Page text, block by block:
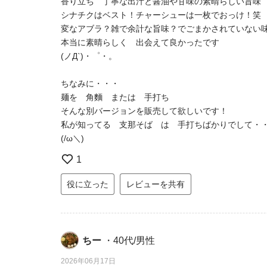
シナチクはベスト！チャーシューは一枚でおっけ！笑
変なアブラ？雑で余計な旨味？でごまかされていない
本当に素晴らしく 出会えて良かったです
(ノД`)・゜・。
ちなみに・・・
麺を 角麵 または 手打ち
そんな別バージョンを販売して欲しいです！
私が知ってる 支那そば は 手打ちばかりでして・
(/ω＼)
1
役に立った レビューを共有
ちー ・40代/男性
2026年06月17日